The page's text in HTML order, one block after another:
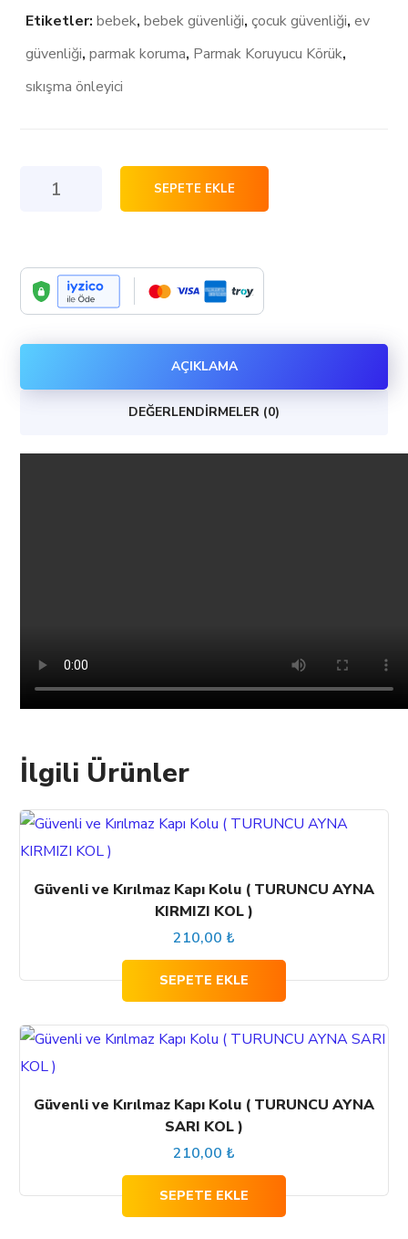
Etiketler:bebek,bebek güvenliği,çocuk güvenliği,ev
güvenliği,parmak koruma, Parmak Koruyucu Körük,
sıkışma önleyici
Parmak
cm
adet
SEPETE EKLE
AÇIKLAMA
DEĞERLENDIRMELER (0)
İlgili Ürünler
Güvenli ve Kırılmaz Kapı Kolu ( TURUNCU AYNA
KIRMIZI KOL )
210,00 ₺
SEPETE EKLE
Güvenli ve Kırılmaz Kapı Kolu ( TURUNCU AYNA
SARI KOL )
210,00 ₺
SEPETE EKLE